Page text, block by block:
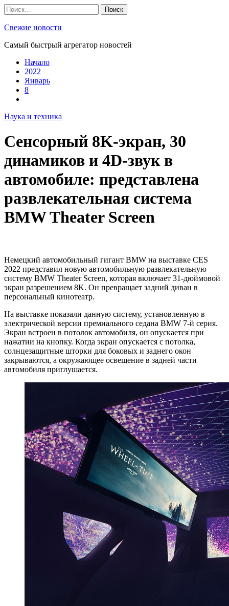
Skip
to
content
Найти:
Свежие новости
Самый быстрый агрегатор новостей
Начало
2022
Январь
8
Наука и техника
Сенсорный 8K-экран, 30
динамиков и 4D-звук в
автомобиле: представлена
развлекательная система
BMW Theater Screen
Немецкий автомобильный гигант BMW на выставке CES
2022 представил новую автомобильную развлекательную
систему BMW Theater Screen, которая включает 31-дюймовой
экран разрешением 8K. Он превращает задний диван в
персональный кинотеатр.
На выставке показали данную систему, установленную в
электрической версии премиального седана BMW 7-й серия.
Экран встроен в потолок автомобиля, он опускается при
нажатии на кнопку. Когда экран опускается с потолка,
солнцезащитные шторки для боковых и заднего окон
закрываются, а окружающее освещение в задней части
автомобиля приглушается.